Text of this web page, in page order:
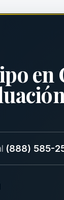
en
(888) 585-